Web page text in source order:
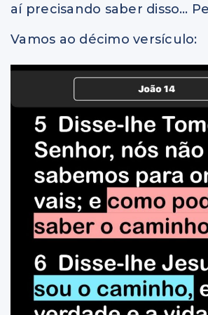
aí precisando saber disso…
Vamos ao décimo versículo: